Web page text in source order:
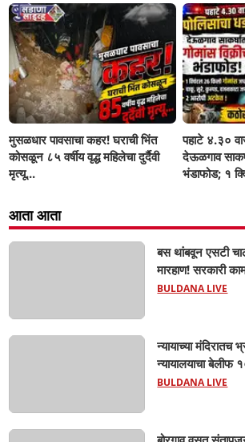
मुसळधार पावसाचा कहर! घराची भिंत
कोसळून ८५ वर्षीय वृद्ध महिलेचा दुर्दैवी
मृत्यू...
पहाटे ४.३०
देऊळगाव
भंडाफोड; १
आता आता
बस थांबवून एसटी
मारहाण! सरकारी
प्रवाशांसमोर धिंगाणा
BULDANA LIVE
न्यायाच्या मंदिरातच
न्यायालयाचा बेलीफ
एसीबीच्या जाळ्यात;
BULDANA LIVE